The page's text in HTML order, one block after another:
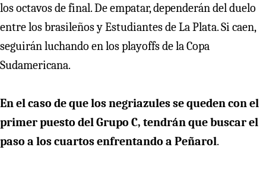
los octavos de final. De empatar, dependerán del duelo
entre los brasileños y Estudiantes de La Plata. Si caen,
seguirán luchando en los playoffs de la Copa
Sudamericana.
En el caso de que los negriazules se queden con el
primer puesto del Grupo C, tendrán que buscar el
paso a los cuartos enfrentando a Peñarol.